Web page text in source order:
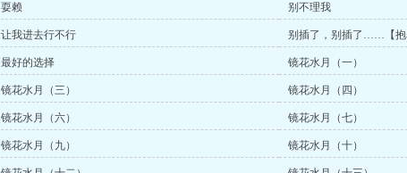
耍赖 别不理我
让我进去行不行 别插了，别插了……【抱
最好的选择 镜花水月（一）
镜花水月（三） 镜花水月（四）
镜花水月（六） 镜花水月（七）
镜花水月（九） 镜花水月（十）